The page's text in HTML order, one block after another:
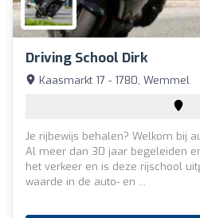
Driving School Dirk
Kaasmarkt 17 - 1780, Wemmel
Je rijbewijs behalen? Welkom bij
Al meer dan 30 jaar begeleiden
het verkeer en is deze rijschool
waarde in de auto- en ...